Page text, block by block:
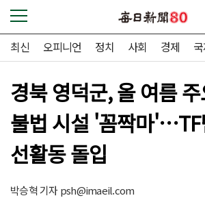
최신 오피니언 정치 사회 경제
경북 영덕군, 올 여름
불법 시설 '꼼짝마'…TF
선활동 돌입
박승혁 기자psh@imaeil.com